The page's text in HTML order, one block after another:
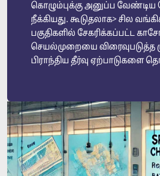
கொழும்புக்கு அனுப்ப
நீக்கியது. கூடுதலாக> சில
பகுதிகளில் சேகரிக்கப்பட்ட
செயல்முறையை விரைவுபடுத்த
பிராந்திய தீர்வு ஏற்பாடுகளை